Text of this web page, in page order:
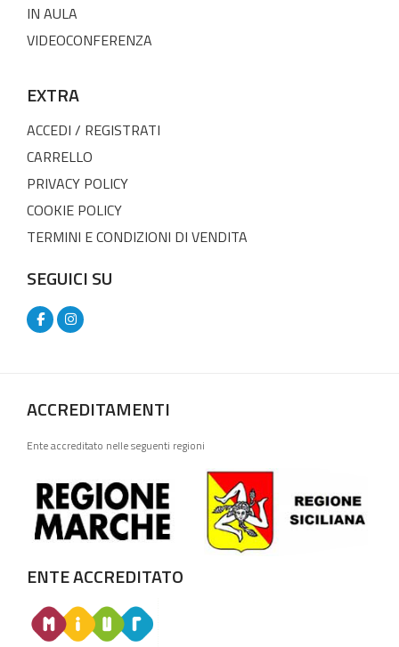
IN AULA
VIDEOCONFERENZA
EXTRA
ACCEDI / REGISTRATI
CARRELLO
PRIVACY POLICY
COOKIE POLICY
TERMINI E CONDIZIONI DI VENDITA
SEGUICI SU
ACCREDITAMENTI
Ente accreditato nelle seguenti regioni
ENTE ACCREDITATO